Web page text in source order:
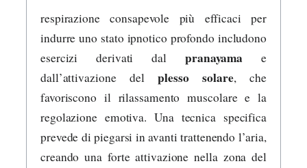
respirazione consapevole più efficaci per
indurre uno stato ipnotico profondo includono
esercizi derivati dal pranayama e
dall’attivazione delplesso solare, che
favoriscono il rilassamento muscolare e la
regolazione emotiva. Una tecnica specifica
prevede di piegarsi in avanti trattenendo l’aria,
creando una forte attivazione nella zona del